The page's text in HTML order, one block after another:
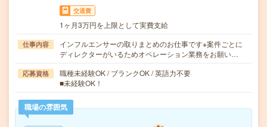
交通費
1ヶ月3万円を上限として実費支給
仕事内容
インフルエンサーの取りまとめのお仕事です※案件ごとに
ディレクターがいるためオペレーション業務をお願い…
応募資格
職種未経験OK / ブランクOK / 英語力不要
■未経験OK！
職場の雰囲気